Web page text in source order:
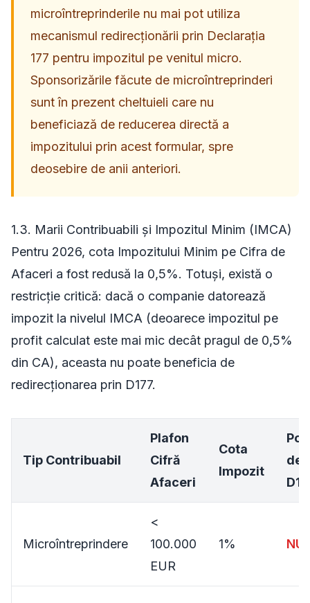
microîntreprinderile nu mai pot utiliza
mecanismul redirecționării prin Declarația
177 pentru impozitul pe venitul micro.
Sponsorizările făcute de microîntreprinderi
sunt în prezent cheltuieli care nu
beneficiază de reducerea directă a
impozitului prin acest formular, spre
deosebire de anii anteriori.
1.3. Marii Contribuabili și Impozitul Minim (IMCA)
Pentru 2026, cota Impozitului Minim pe Cifra de
Afaceri a fost redusă la 0,5%. Totuși, există o
restricție critică: dacă o companie datorează
impozit la nivelul IMCA (deoarece impozitul pe
profit calculat este mai mic decât pragul de 0,5%
din CA), aceasta nu poate beneficia de
redirecționarea prin D177.
Tip Contribuabil
Plafon
Cifră
Afaceri
Cota
Impozit
Microîntreprindere
<
100.000
EUR
1% NU